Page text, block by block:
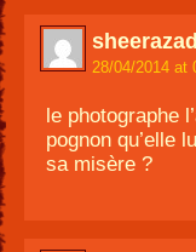
28/04/2014 at
le photographe
pognon qu’elle
sa misère ?